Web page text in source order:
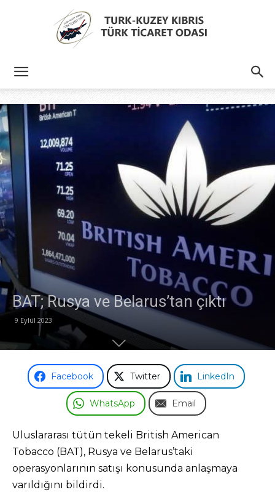
Türk
Ticaret
Odası
BAT; Rusya ve Belarus’tan çıktı
9 Eylül 2023
Facebook Twitter LinkedIn
WhatsApp Email
Uluslararası tütün tekeli British American
Tobacco (BAT), Rusya ve Belarus’taki
operasyonlarının satışı konusunda anlaşmaya
varıldığını bildirdi.